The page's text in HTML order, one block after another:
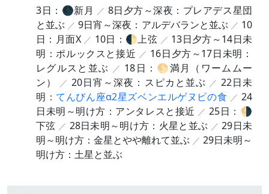
3日：🌑新月
8日夕方～深夜：プレアデス星団
と並ぶ
9日宵～深夜：アルデバランと並ぶ
10
日：月面X
10日：🌓上弦
13日夕方～14日未
明：ポルックスと接近
16日夕方～17日未明：
レグルスと並ぶ
18日：🌕満月（ワームムー
ン）
20日宵～深夜：スピカと並ぶ
22日未
明：てんびん座α2星ズベンエルゲヌビの食
24
日未明～明け方：アンタレスと接近
25日：🌗
下弦
28日未明～明け方：火星と並ぶ
29日未
明～明け方：金星とやや離れて並ぶ
29日未明～
明け方：土星と並ぶ